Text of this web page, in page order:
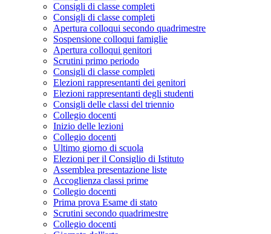
Consigli di classe completi
Consigli di classe completi
Apertura colloqui secondo quadrimestre
Sospensione colloqui famiglie
Apertura colloqui genitori
Scrutini primo periodo
Consigli di classe completi
Elezioni rappresentanti dei genitori
Elezioni rappresentanti degli studenti
Consigli delle classi del triennio
Collegio docenti
Inizio delle lezioni
Collegio docenti
Ultimo giorno di scuola
Elezioni per il Consiglio di Istituto
Assemblea presentazione liste
Accoglienza classi prime
Collegio docenti
Prima prova Esame di stato
Scrutini secondo quadrimestre
Collegio docenti